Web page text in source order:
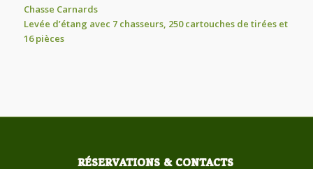
Chasse Carnards
Levée d’étang avec 7 chasseurs, 250 cartouches de tirées et
16 pièces
RÉSERVATIONS & CONTACTS